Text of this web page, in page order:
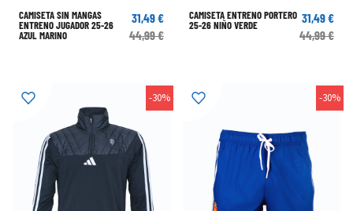
CAMISETA SIN MANGAS
ENTRENO JUGADOR 25-26
AZUL MARINO
31,49 €
44,99 €
CAMISETA ENTRENO PORTERO
25-26 NIÑO VERDE
31,49 €
44,99 €
-30% -30%